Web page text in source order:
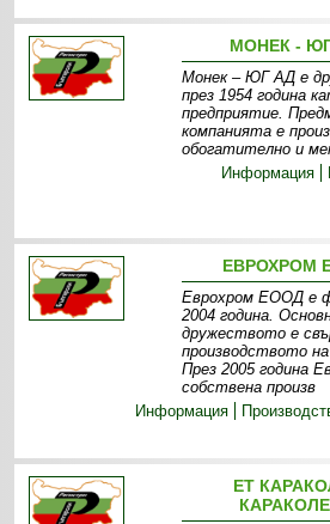
МОНЕК -
Монек – ЮГ АД е
през 1954 година
предприятие.
компанията е
обогатително и
Информация
ЕВРОХРОМ
Еврохром ЕООД е
2004 година.
дружеството е
производството
През 2005 година
собствена произв
Информация
ЕТ